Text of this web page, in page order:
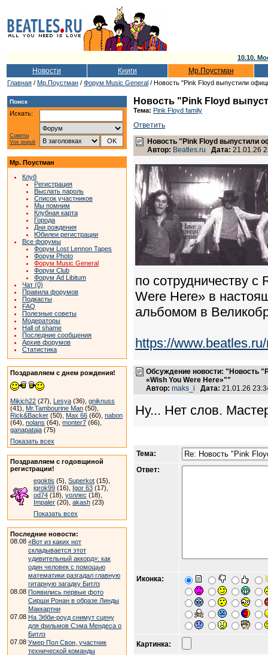
10.10.
Новости Книги Мр.Поустман
Главная / Мр.Поустман / Форум Music General / Новость "Pink Floyd выпустили
Поиск
Искать:
Советы
Vox populi
Мр. Поустман
Клуб
Регистрация
Выслать пароль
Список участников
Мы помним
Клубная карта
Города
Дни рождения
Юбилеи регистрации
Все форумы
Форум Lost Lennon Tapes
Форум Photo
Форум Music General
Форум Club
Форум Ad Libitum
Чат (0)
Правила форумов
Подкасты
FAQ
Полезные советы
Модераторы
Hall of shame
Последние сообщения
Архив форумов
Статистика
Поздравляем с днем рождения!
Mikich22 (27), Lesya (36), gniknuss
(41), Mr.Tambourine Man (50),
Rick&Backer (50), Max 66 (60), nabon
(64), nolans (64), monter7 (66),
ganapataja (75)
Показать всех
Поздравляем с годовщиной
регистрации!
egoktis (5), Superkot (15),
igrok99 (16), Igor 63 (17),
od74 (18), уоллес (18),
Impaler (20), akash (23)
Показать всех
Последние новости:
08.08 «Вот из каких нот
складывается этот
удивительный аккорд»: как
один человек с помощью
математики разгадал главную
гитарную загадку Битлз
08.08 Появились первые фото
Сирши Ронан в образе Линды
Маккартни
07.08 На Эбби-роуд снимут сцену
для фильмов Сэма Мендеса о
Битлз
07.08 Умер Пол Свон, участник
технической команды
Новость "Pink Floyd
Тема: Pink Floyd family
Ответить
Новость "Pink Floyd выпустили
Автор: Beatles.ru Дата: 21.01.26
по сотрудничеству
Were Here» в
альбомом в
https://
Обсуждение новости: "Новость
«Wish You Were Here»""
Автор: maks_i Дата: 21.01.26
Ну... Нет слов.
Тема:
Ответ:
Иконка:
Картинка: